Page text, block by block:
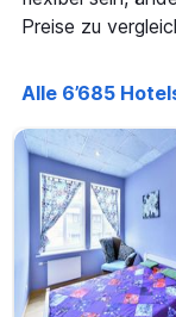
Preise zu
Alle 6’685